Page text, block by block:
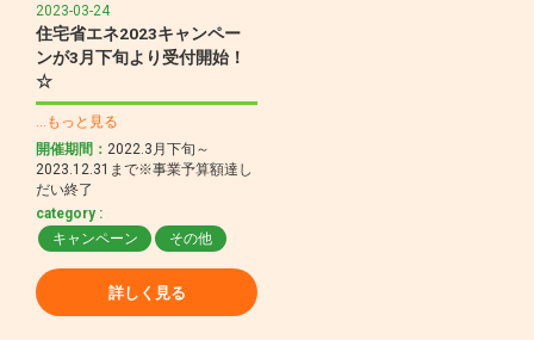
2023-03-24
住宅省エネ2023キャンペー
ンが3月下旬より受付開始！
☆
…もっと見る
開催期間： 2022.3月下旬～
2023.12.31まで※事業予算額達し
だい終了
category :
キャンペーン
その他
詳しく見る